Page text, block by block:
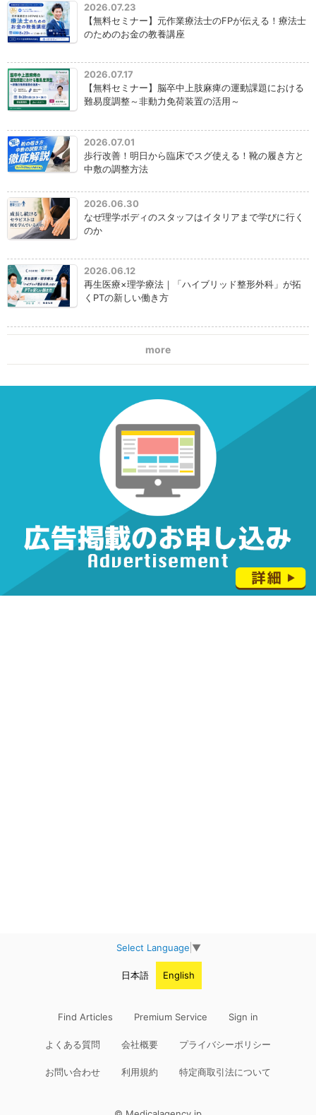
2026.07.23
【無料セミナー】元作業療法士のFPが伝える！療法士
のためのお金の教養講座
2026.07.17
【無料セミナー】脳卒中上肢麻痺の運動課題における
難易度調整～非動力免荷装置の活用～
2026.07.01
歩行改善！明日から臨床でスグ使える！靴の履き方と
中敷の調整方法
2026.06.30
なぜ理学ボディのスタッフはイタリアまで学びに行く
のか
2026.06.12
再生医療×理学療法｜「ハイブリッド整形外科」が拓
くPTの新しい働き方
more
Select Language ▼
日本語 English
Find Articles Premium Service Sign in
よくある質問 会社概要 プライバシーポリシー
お問い合わせ 利用規約 特定商取引法について